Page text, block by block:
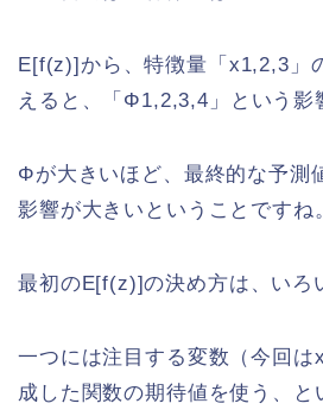
E[f(z)]から、特徴量「x1,2,3」
えると、「Φ1,2,3,4」という影
Φが大きいほど、最終的な予測
影響が大きいということですね
最初のE[f(z)]の決め方は、いろ
一つには注目する変数（今回
成した関数の期待値を使う、と